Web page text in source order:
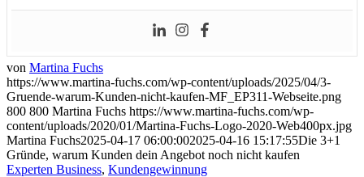
von Martina Fuchs
https://www.martina-fuchs.com/wp-content/uploads/2025/04/3-
Gruende-warum-Kunden-nicht-kaufen-MF_EP311-Webseite.png
800 800 Martina Fuchs https://www.martina-fuchs.com/wp-
content/uploads/2020/01/Martina-Fuchs-Logo-2020-Web400px.jpg
Martina Fuchs2025-04-17 06:00:002025-04-16 15:17:55Die 3+1
Gründe, warum Kunden dein Angebot noch nicht kaufen
Experten Business, Kundengewinnung